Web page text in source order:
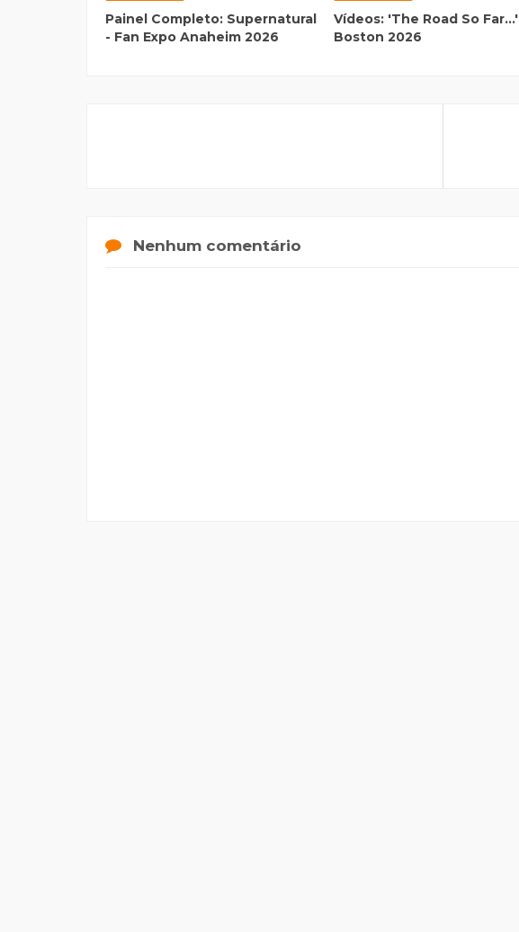
Painel Completo: Supernatural
- Fan Expo Anaheim 2026
Vídeos: 'The Road So Far...'
Boston 2026
Nenhum comentário